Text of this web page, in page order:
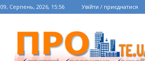
09, Серпень, 2026, 15:56 Увійти / приєднатися